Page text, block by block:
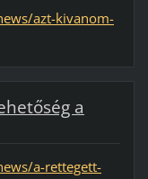
azt-kivanom-
a
a-rettegett-